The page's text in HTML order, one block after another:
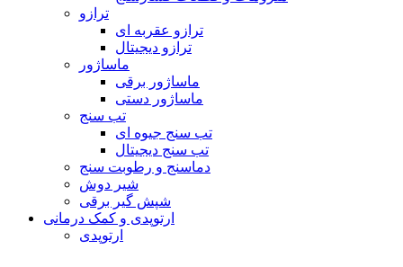
ترازو
ترازو عقربه ای
ترازو دیجیتال
ماساژور
ماساژور برقی
ماساژور دستی
تب سنج
تب سنج جیوه ای
تب سنج دیجیتال
دماسنج و رطوبت سنج
شیر دوش
شپش گیر برقی
ارتوپدی و کمک درمانی
ارتوپدی